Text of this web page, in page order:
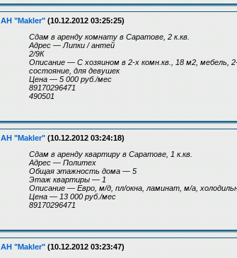
АН "Makler" (10.12.2012 03:25:25)
Сдам в аренду комнату в Саратове, 2 к.кв.
Адрес — Липки / антей
2/9К
Описание — С хозяином в 2-х комн.кв., 18 м2, мебель,
состояние, для девушек
Цена — 5 000 руб./мес
89170296471
490501
АН "Makler" (10.12.2012 03:24:18)
Сдам в аренду квартиру в Саратове, 1 к.кв.
Адрес — Политех
Общая этажность дома — 5
Этаж квартиры — 1
Описание — Евро, м/д, пл/окна, ламинат, м/а,
Цена — 13 000 руб./мес
89170296471
АН "Makler" (10.12.2012 03:23:47)